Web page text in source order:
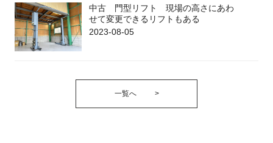
中古 門型リフト 現場の高さにあわ
せて変更できるリフトもある
2023-08-05
一覧へ >